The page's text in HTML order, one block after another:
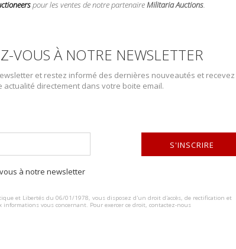
pour les ventes de notre partenaireMilitaria Auctions.
VOUS À NOTRE NEWSLETTER
et restez informé des dernières nouveautés et recevez
actualité directement dans votre boite email.
à notre newsletter
S'INSCRIRE
et Libertés du 06/01/1978, vous disposez d'un droit d'accès, de rectification et
informations vous concernant. Pour exercer ce droit, contactez-nous
Tunique 1900 chasseur d’Afrique. Entièrement
col jonquille, parements de manches ne possédant plus
d’un fabricant à Alger et réceptionné en 1911. Tampon du